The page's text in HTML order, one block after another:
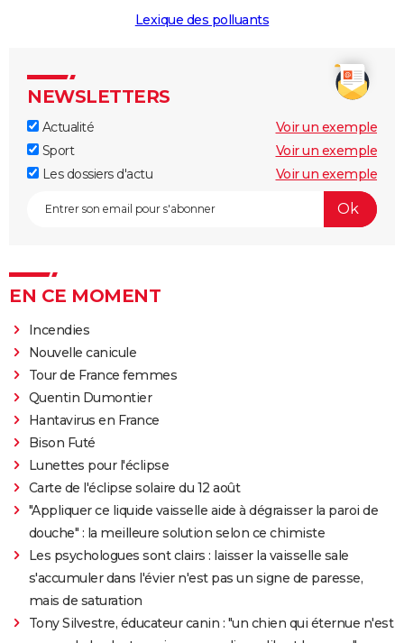
Lexique des polluants
NEWSLETTERS
Actualité
Voir un exemple
Sport
Voir un exemple
Les dossiers d'actu
Voir un exemple
EN CE MOMENT
Incendies
Nouvelle canicule
Tour de France femmes
Quentin Dumontier
Hantavirus en France
Bison Futé
Lunettes pour l'éclipse
Carte de l'éclipse solaire du 12 août
"Appliquer ce liquide vaisselle aide à dégraisser la paroi de
douche" : la meilleure solution selon ce chimiste
Les psychologues sont clairs : laisser la vaisselle sale
s'accumuler dans l'évier n'est pas un signe de paresse,
mais de saturation
Tony Silvestre, éducateur canin : "un chien qui éternue n'est